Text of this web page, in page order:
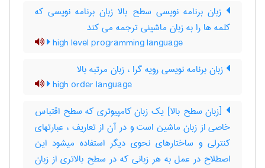
زبان برنامه نویسی سطح بالا زبان برنامه نویسی که
کلمه ها را به زبان ماشینی ترجمه می کند
high level programming language
زبان برنامه نویسی رویه گرا ، زبان مرتبه بالا
high order language
[زبان سطح بالا] یک زبان کامپیوتری که سطح اقتباس
خاصی از زبان ماشین است و در آن از تعاریف ، عبارتهای
کنترلی و ساختارهای نحوی دیگر استفاده میشود این
اصطلاح در عمل به هر زبانی که در سطح بالاتری از زبان